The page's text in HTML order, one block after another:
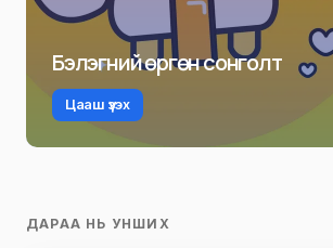
Бэлэгний өргөн сонголт
Цааш үзэх
ДАРАА НЬ УНШИХ